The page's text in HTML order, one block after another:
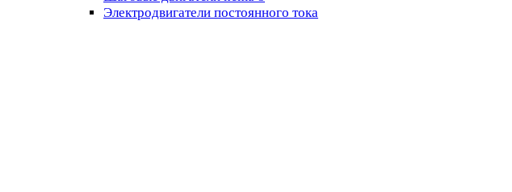
Электродвигатели постоянного тока